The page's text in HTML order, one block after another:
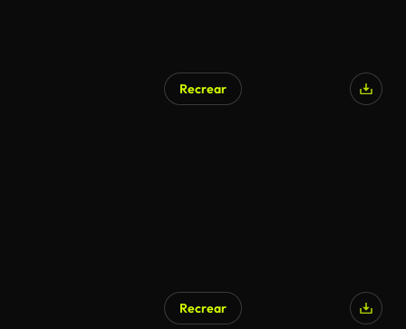
Recrear
Recrear